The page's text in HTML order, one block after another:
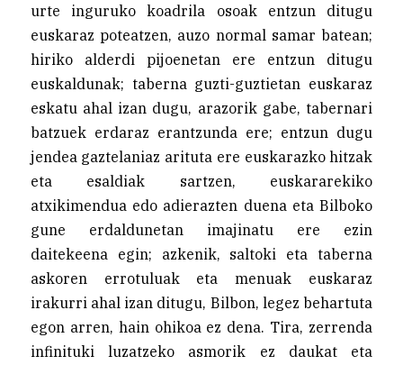
urte inguruko koadrila osoak entzun ditugu
euskaraz poteatzen, auzo normal samar batean;
hiriko alderdi pijoenetan ere entzun ditugu
euskaldunak; taberna guzti-guztietan euskaraz
eskatu ahal izan dugu, arazorik gabe, tabernari
batzuek erdaraz erantzunda ere; entzun dugu
jendea gaztelaniaz arituta ere euskarazko hitzak
eta esaldiak sartzen, euskararekiko
atxikimendua edo adierazten duena eta Bilboko
gune erdaldunetan imajinatu ere ezin
daitekeena egin; azkenik, saltoki eta taberna
askoren errotuluak eta menuak euskaraz
irakurri ahal izan ditugu, Bilbon, legez behartuta
egon arren, hain ohikoa ez dena. Tira, zerrenda
infinituki luzatzeko asmorik ez daukat eta